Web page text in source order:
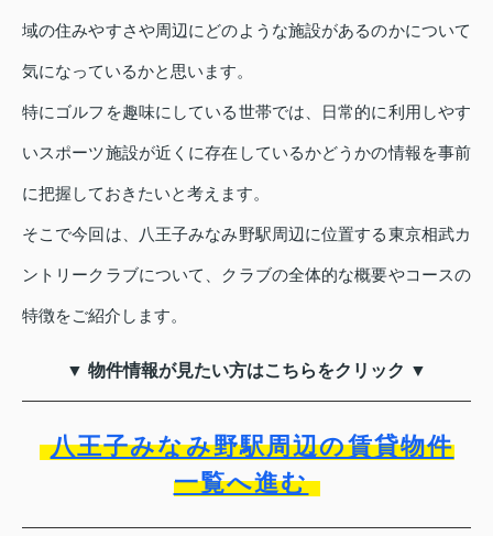
域の住みやすさや周辺にどのような施設があるのかについて
気になっているかと思います。
特にゴルフを趣味にしている世帯では、日常的に利用しやす
いスポーツ施設が近くに存在しているかどうかの情報を事前
に把握しておきたいと考えます。
そこで今回は、八王子みなみ野駅周辺に位置する東京相武カ
ントリークラブについて、クラブの全体的な概要やコースの
特徴をご紹介します。
▼ 物件情報が見たい方はこちらをクリック ▼
八王子みなみ野駅周辺の賃貸物件
一覧へ進む